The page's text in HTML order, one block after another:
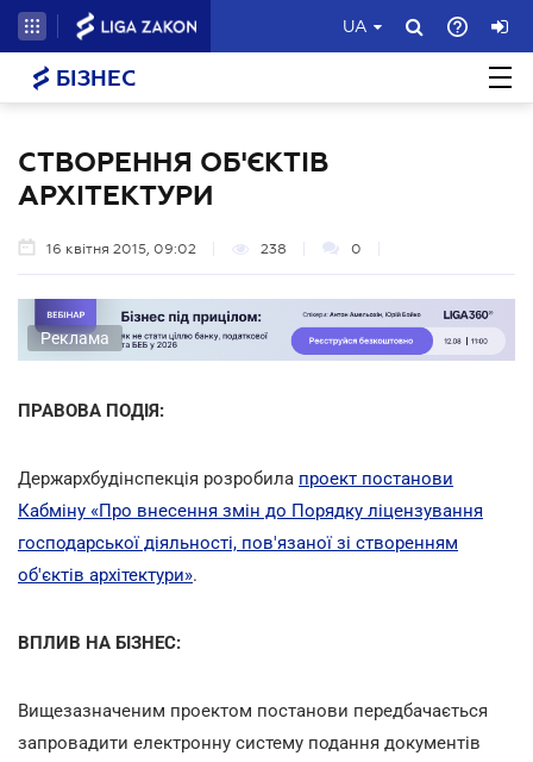
UA
БІЗНЕС
СТВОРЕННЯ ОБ'ЄКТІВ
АРХІТЕКТУРИ
16 квітня 2015, 09:02 238 0
Реклама
ПРАВОВА ПОДІЯ:
Держархбудінспекція розробила проект постанови
Кабміну «Про внесення змін до Порядку ліцензування
господарської діяльності, пов'язаної зі створенням
об'єктів архітектури».
ВПЛИВ НА БІЗНЕС:
Вищезазначеним проектом постанови передбачається
запровадити електронну систему подання документів